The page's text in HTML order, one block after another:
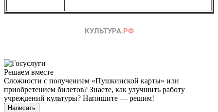
Решаем вместе
Сложности с получением «Пушкинской карты» или
приобретением билетов? Знаете, как улучшить работу
учреждений культуры? Напишите — решим!
Написать